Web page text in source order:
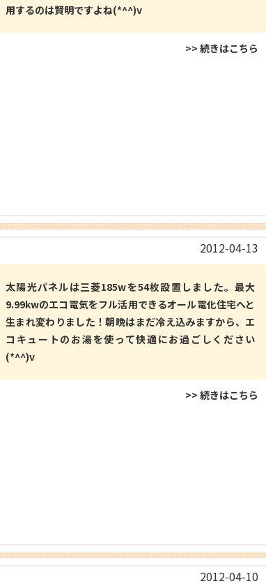
用するのは賢明ですよね(*^^)v
>> 続きはこちら
2012-04-13
太陽光パネルは三菱185wを54枚設置しました。最大
9.99kwのエコ電気をフル活用できるオール電化住宅へと
生まれ変わりました！朝晩はまだ冷え込みますから、エ
コキュートのお湯を使って快適にお過ごしください
(*^^)v
>> 続きはこちら
2012-04-10